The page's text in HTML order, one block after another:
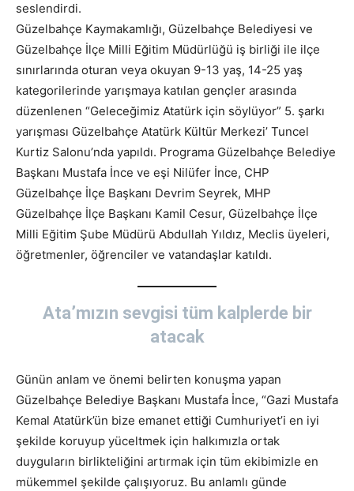
seslendirdi.
Güzelbahçe Kaymakamlığı, Güzelbahçe Belediyesi ve
Güzelbahçe İlçe Milli Eğitim Müdürlüğü iş birliği ile ilçe
sınırlarında oturan veya okuyan 9-13 yaş, 14-25 yaş
kategorilerinde yarışmaya katılan gençler arasında
düzenlenen “Geleceğimiz Atatürk için söylüyor” 5. şarkı
yarışması Güzelbahçe Atatürk Kültür Merkezi’ Tuncel
Kurtiz Salonu’nda yapıldı. Programa Güzelbahçe Belediye
Başkanı Mustafa İnce ve eşi Nilüfer İnce, CHP
Güzelbahçe İlçe Başkanı Devrim Seyrek, MHP
Güzelbahçe İlçe Başkanı Kamil Cesur, Güzelbahçe İlçe
Milli Eğitim Şube Müdürü Abdullah Yıldız, Meclis üyeleri,
öğretmenler, öğrenciler ve vatandaşlar katıldı.
Ata’mızın sevgisi tüm kalplerde bir
atacak
Günün anlam ve önemi belirten konuşma yapan
Güzelbahçe Belediye Başkanı Mustafa İnce, “Gazi Mustafa
Kemal Atatürk’ün bize emanet ettiği Cumhuriyet’i en iyi
şekilde koruyup yüceltmek için halkımızla ortak
duyguların birlikteliğini artırmak için tüm ekibimizle en
mükemmel şekilde çalışıyoruz. Bu anlamlı günde